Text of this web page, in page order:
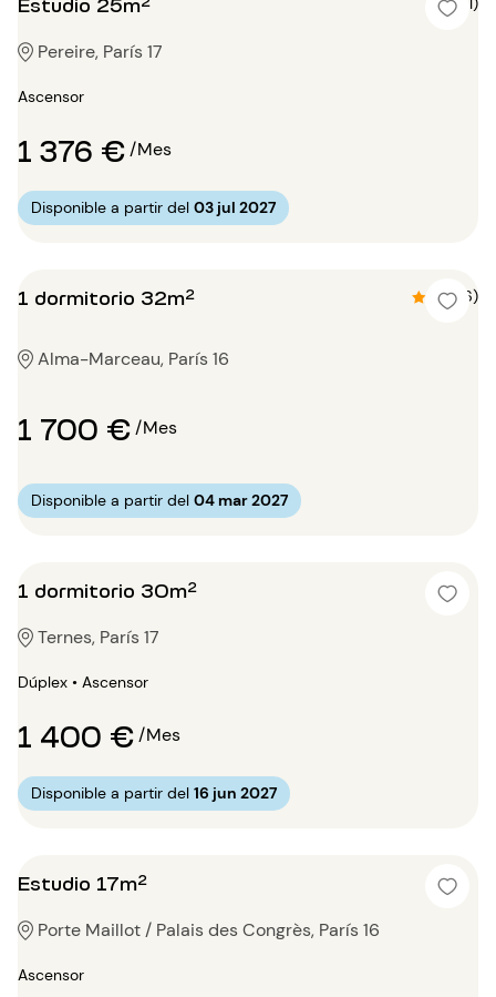
Pereire, París 17
Ascensor
1 376 €/Mes
Disponible a partir del 03 jul 2027
1 dormitorio 32m² 4.3 (6)
Alma-Marceau, París 16
1 700 €/Mes
Disponible a partir del 04 mar 2027
1 dormitorio 30m²
Ternes, París 17
Dúplex • Ascensor
1 400 €/Mes
Disponible a partir del 16 jun 2027
Estudio 17m²
Porte Maillot / Palais des Congrès, París 16
Ascensor